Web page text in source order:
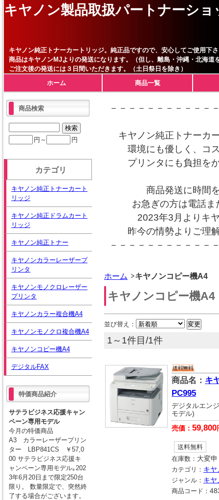
キヤノン製品取扱パートナーシ
キヤノン純正トナーカートリッジ。純正品ですので、安心してご使用下
商品はキヤノンMJよりの発送になります。（但し、離島・沖縄・北海道
ご注文後の発送には３日間いただきます。（土日祭日を除き）
ホーム
商品一覧
－－－－－－－－－－－
キヤノン純正トナーカ
環境にも優しく、コ
プリンタにも負担を
商品発送に時間
お急ぎの方は電話
2023年3月よりキ
昨今の情勢よりご理
－－－－－－－－－－－
ホーム キヤノンコピー機A4
キヤノンコピー機A4
並び替え：
1～1件目/1件
商品名： キ
PC995
デジタルエン
モデル)
売価： 59,800
送料無料
在庫数： 大変
カテゴリ： キヤ
ジャンル： キヤ
商品コード：
商品検索
円～ 円
カテゴリ
キヤノン純正トナーカート
リッジ
キヤノン純正ドラムカート
リッジ
キヤノン純正トナー
キヤノンカラーレーザープ
リンタ
キヤノンモノクロレーザー
プリンタ
キヤノンカラー複合機A4
キヤノンモノクロ複合機A4
キヤノンコピー機A4
デジタルFAX
特価商品紹介
サテラビジネス応援キャン
ペーン専用モデル
今月の特価商品
A3 カラーレーザープリン
ター LBP841CS ￥57,0
00 サテラビジネス応援キ
ャンペーン専用モデル｡202
3年6月20日まで限定250台
限り。 数量限定で、突然終
了する場合がございます。